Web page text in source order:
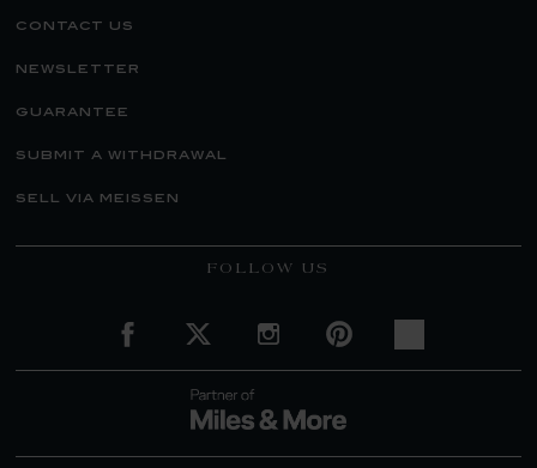
contact us
newsletter
guarantee
submit a withdrawal
sell via meissen
FOLLOW US